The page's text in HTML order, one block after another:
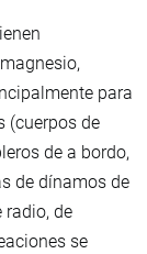
para
(cuerpos de
de a bordo,
de dínamos de
radio, de
se